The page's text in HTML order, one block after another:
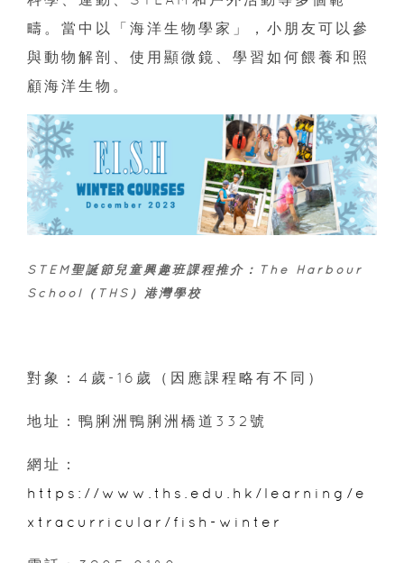
疇。當中以「海洋生物學家」，小朋友可以參
與動物解剖、使用顯微鏡、學習如何餵養和照
顧海洋生物。
STEM聖誕節兒童興趣班課程推介：The Harbour
School（THS）港灣學校
對象：4歲-16歲（因應課程略有不同）
地址：鴨脷洲鴨脷洲橋道332號
網址：
https://www.ths.edu.hk/learning/e
xtracurricular/fish-winter